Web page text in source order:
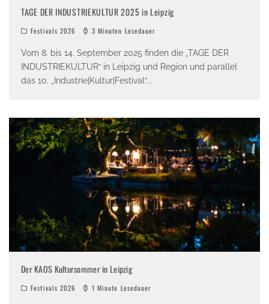
TAGE DER INDUSTRIEKULTUR 2025 in Leipzig
Festivals 2026 3 Minuten Lesedauer
Vom 8. bis 14. September 2025 finden die „TAGE DER
INDUSTRIEKULTUR“ in Leipzig und Region und parallel
das 10. „Industrie|Kultur|Festival“...
Der KAOS Kultursommer in Leipzig
Festivals 2026 1 Minute Lesedauer